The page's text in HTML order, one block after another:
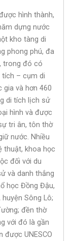
hình thành,
dựng nước
kho tàng di
phong phú, đa
trong đó có
tích – cụm di
gia và hơn 460
di tích lịch sử
hình và được
tri ân, tôn thờ
nước. Nhiều
thuật, khoa học
đối với du
và danh thắng
học Đồng Đậu,
Sông Lô;
đền thờ
với đó là gần
được UNESCO